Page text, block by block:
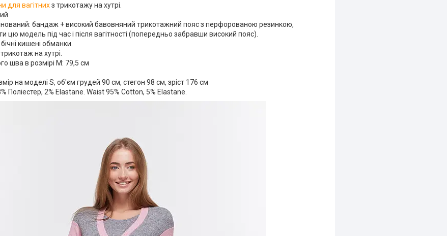
для вагітнихз трикотажу на хутрі.
бандаж + високий бавовняний трикотажний пояс з перфорованою резинкою,
цю модель під час і після вагітності (попередньо забравши високий пояс).
кишені обманки.
на хутрі.
шва в розмірі М: 79,5 см
на моделі S, об'єм грудей 90 см, стегон 98 см, зріст 176 см
Поліестер, 2% Elastane. Waist 95% Cotton, 5% Elastane.